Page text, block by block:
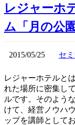
レジャーホ
ム「月の公
2015/05/25 セ
レジャーホテルと
れた場所に密集し
ルです。そのよう
けて、経営ノウハ
ップを講師として